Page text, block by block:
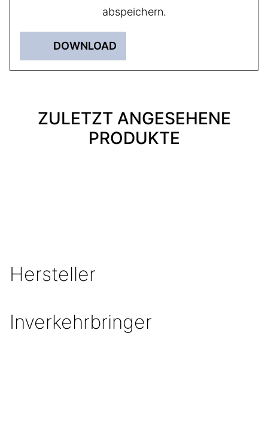
abspeichern.
DOWNLOAD
ZULETZT ANGESEHENE
PRODUKTE
Hersteller
Inverkehrbringer